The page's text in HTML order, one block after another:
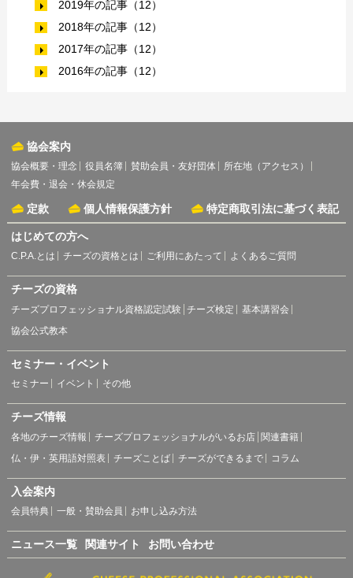
2019年の記事（12）
2018年の記事（12）
2017年の記事（12）
2016年の記事（12）
協会案内
協会概要・理念 役員名簿 賛助会員・友好団体
所在地（アクセス）
年会費・退会・休会規定
定款 個人情報保護方針 特定商取引法に基づく表記
はじめての方へ
C.P.A.とは チーズの資格とは ご利用にあたって よくあるご質問
チーズの資格
チーズプロフェッショナル資格認定試験 チーズ検定
基本講習会
協会公式教本
セミナー・イベント
セミナー イベント その他
チーズ情報
各地のチーズ情報 チーズプロフェッショナルがいるお店 関連書籍
仏・伊・英用語対照表
チーズことば チーズができるまで コラム
入会案内
会員特典 一般・賛助会員 お申し込み方法
ニュース一覧 関連サイト お問い合わせ